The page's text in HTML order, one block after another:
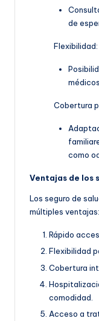
de
Flexibilidad:
Cobertura
como
Ventajas de los
Los seguro de
múltiples ventajas:
Rápido
Flexibilidad
Cobertura
comodidad.
Acceso a